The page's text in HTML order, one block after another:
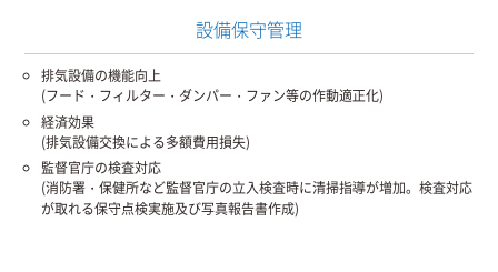
設備保守管理
排気設備の機能向上
(フード・フィルター・ダンパー・ファン等の作動適正化)
経済効果
(排気設備交換による多額費用損失)
監督官庁の検査対応
(消防署・保健所など監督官庁の立入検査時に清掃指導が増加。検査対応
が取れる保守点検実施及び写真報告書作成)